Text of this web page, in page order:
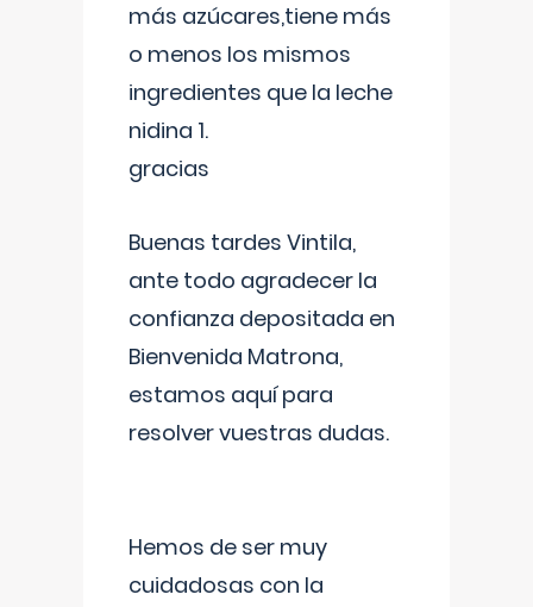
más azúcares,tiene más
o menos los mismos
ingredientes que la leche
nidina 1.
gracias
Buenas tardes Vintila,
ante todo agradecer la
confianza depositada en
Bienvenida Matrona,
estamos aquí para
resolver vuestras dudas.
Hemos de ser muy
cuidadosas con la